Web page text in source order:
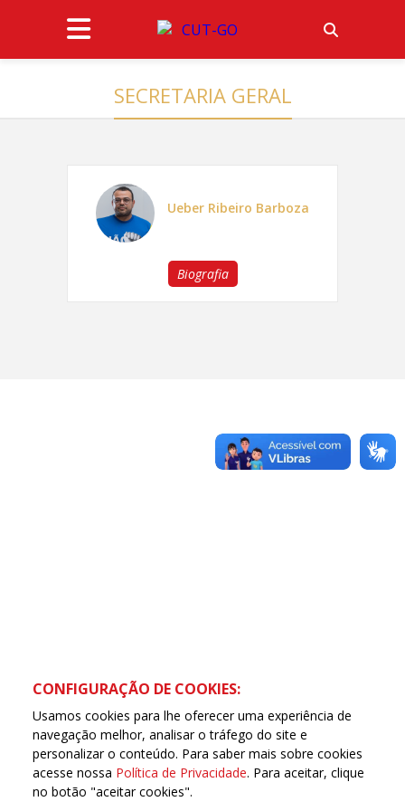
SECRETARIA GERAL
Ueber Ribeiro Barboza
Biografia
CONFIGURAÇÃO DE COOKIES:
Usamos cookies para lhe oferecer uma experiência de
navegação melhor, analisar o tráfego do site e
personalizar o conteúdo. Para saber mais sobre cookies
acesse nossa Política de Privacidade. Para aceitar, clique
no botão "aceitar cookies".